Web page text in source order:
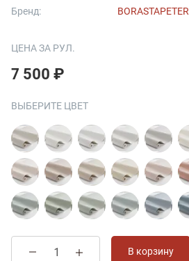
Бренд:
BORASTAPETER
ЦЕНА ЗА РУЛ.
7 500 ₽
ВЫБЕРИТЕ ЦВЕТ
В корзину